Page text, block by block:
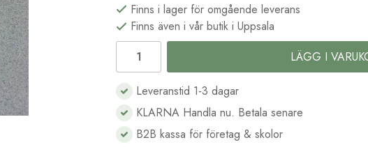
Finns i lager för omgående leverans
Finns även i vår butik i Uppsala
LÄGG I
Leveranstid 1-3 dagar
KLARNA Handla nu. Betala senare
B2B kassa för företag & skolor